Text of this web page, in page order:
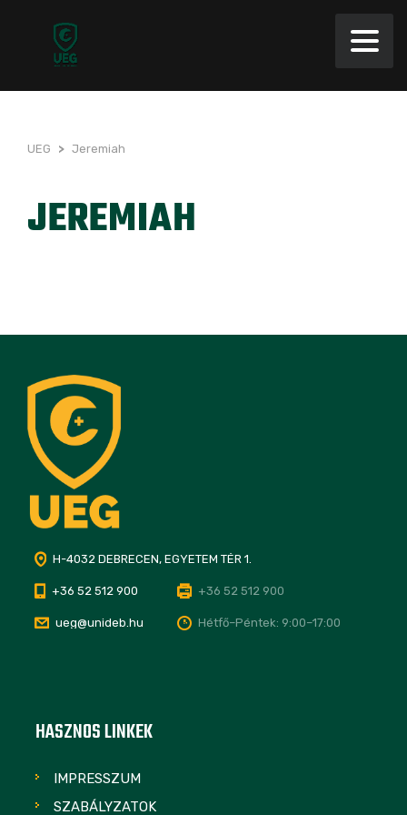
UEG > Jeremiah
JEREMIAH
H-4032 DEBRECEN, EGYETEM TÉR 1.
+36 52 512 900 +36 52 512 900
ueg@unideb.hu Hétfő–Péntek: 9:00–17:00
HASZNOS LINKEK
IMPRESSZUM
SZABÁLYZATOK